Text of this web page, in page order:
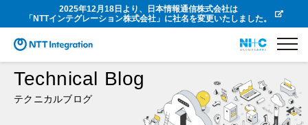
2025年12月18日より、日本情報通信株式会社は
「NTTインテグレーション株式会社」に社名を変更いたしました。
Technical Blog
テクニカルブログ